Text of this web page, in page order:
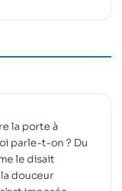
la porte à
parle-t-on ? Du
le disait
douceur